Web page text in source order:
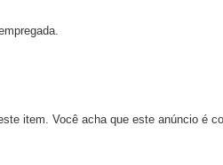
item. Você acha que este anúncio é